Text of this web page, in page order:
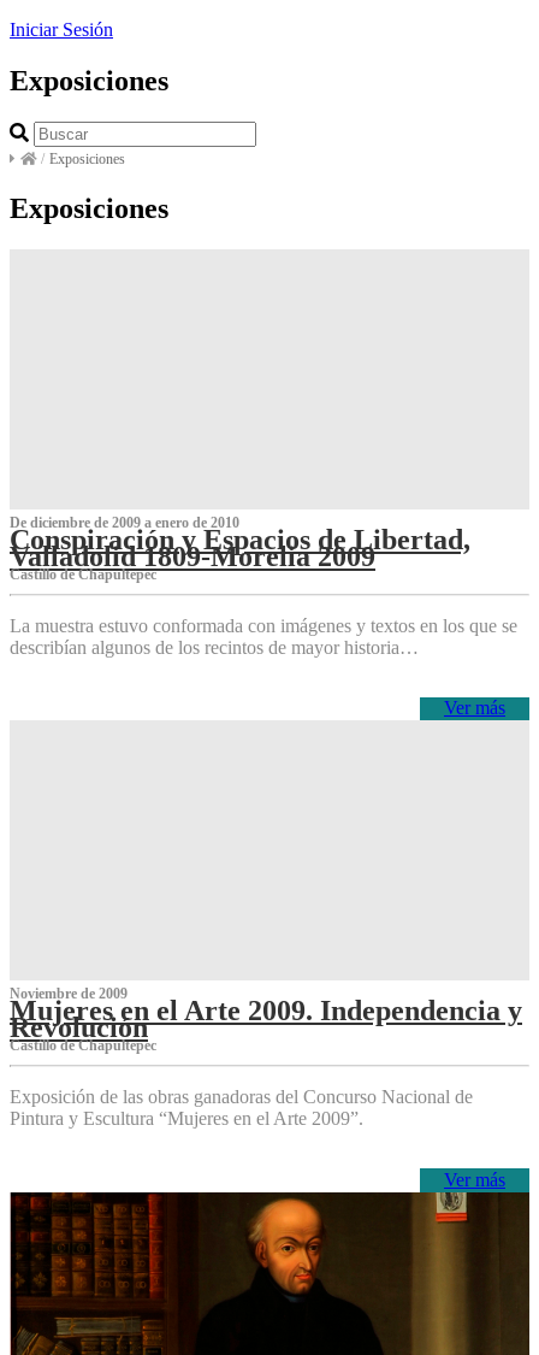
Iniciar Sesión
Exposiciones
/ Exposiciones
Exposiciones
De diciembre de 2009 a enero de 2010
Conspiración y Espacios de Libertad,
Valladolid 1809-Morelia 2009
Castillo de Chapultepec
La muestra estuvo conformada con imágenes y textos en los que se
describían algunos de los recintos de mayor historia…
Ver más
Noviembre de 2009
Mujeres en el Arte 2009. Independencia y
Revolución
Castillo de Chapultepec
Exposición de las obras ganadoras del Concurso Nacional de
Pintura y Escultura “Mujeres en el Arte 2009”.
Ver más